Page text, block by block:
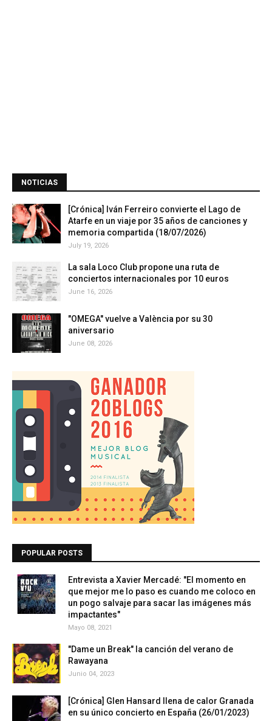
NOTICIAS
[Crónica] Iván Ferreiro convierte el Lago de
Atarfe en un viaje por 35 años de canciones y
memoria compartida (18/07/2026)
July 19, 2026
La sala Loco Club propone una ruta de
conciertos internacionales por 10 euros
June 16, 2026
"OMEGA" vuelve a València por su 30
aniversario
June 08, 2026
POPULAR POSTS
Entrevista a Xavier Mercadé: "El momento en
que mejor me lo paso es cuando me coloco en
un pogo salvaje para sacar las imágenes más
impactantes"
Mayo 08, 2021
"Dame un Break" la canción del verano de
Rawayana
Junio 04, 2023
[Crónica] Glen Hansard llena de calor Granada
en su único concierto en España (26/01/2023)